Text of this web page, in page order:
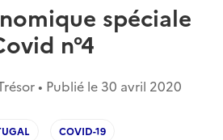
spéciale
n°4
• Publié le 30 avril 2020
COVID-19